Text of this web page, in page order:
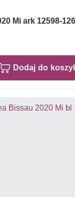
Mi ark 12598-
Dodaj do